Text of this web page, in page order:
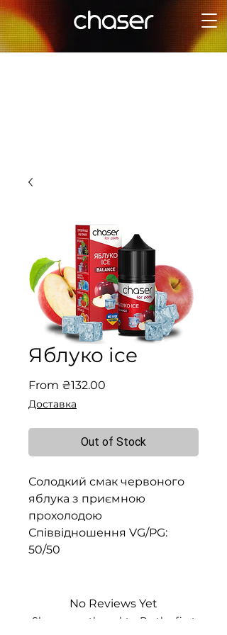
Яблуко ice
From ₴132.00
Доставка
Out of Stock
Солодкий смак червоного
яблука з приємною
прохолодою
Співвідношення VG/PG:
50/50
No Reviews Yet
Share your thoughts. Be the first